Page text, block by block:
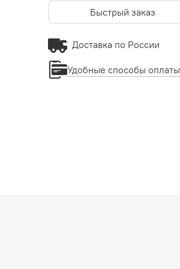
Быстрый заказ
Доставка по России
Удобные способы оплаты